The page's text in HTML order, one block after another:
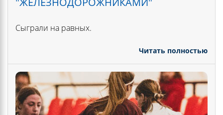
Сыграли на равных.
Читать полностью